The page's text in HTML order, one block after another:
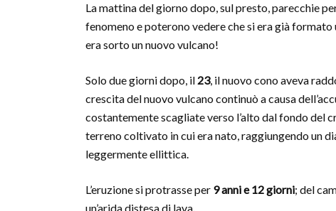
La mattina del giorno dopo, sul presto, parecchie
fenomeno e poterono vedere che si era già
era sorto un nuovo vulcano!
Solo due giorni dopo, il 23, il nuovo cono aveva
crescita del nuovo vulcano continuò a causa
costantemente scagliate verso l’alto dal fondo del
terreno coltivato in cui era nato, raggiungendo un
leggermente ellittica.
L’eruzione si protrasse per 9 anni e 12 giorni; del
un’arida distesa di lava.